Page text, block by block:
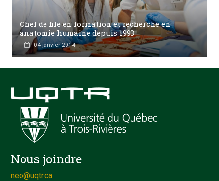
Chef de file en formation et recherche en
anatomie humaine depuis 1993
04 janvier 2014
Nous joindre
neo@uqtr.ca